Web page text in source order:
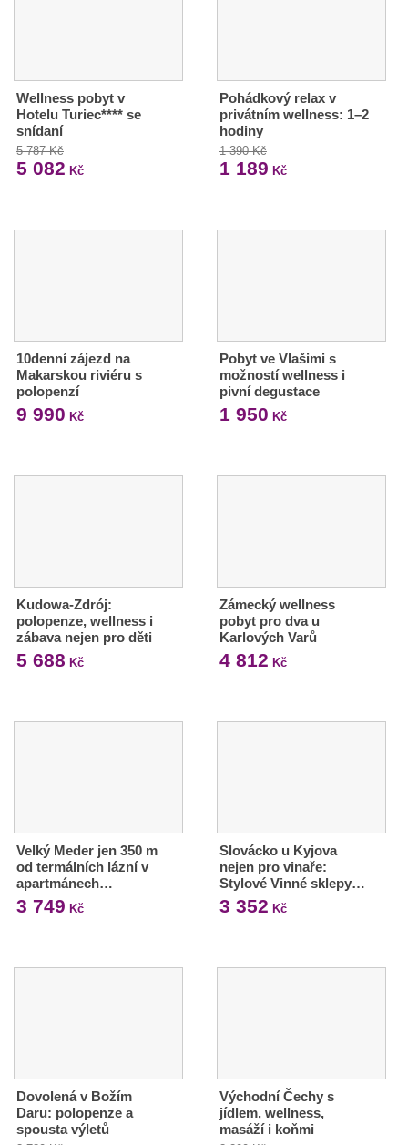
Wellness pobyt v
Hotelu Turiec**** se
snídaní
5 787 Kč
5 082 Kč
Pohádkový relax v
privátním wellness: 1–2
hodiny
1 390 Kč
1 189 Kč
10denní zájezd na
Makarskou riviéru s
polopenzí
9 990 Kč
Pobyt ve Vlašimi s
možností wellness i
pivní degustace
1 950 Kč
Kudowa-Zdrój:
polopenze, wellness i
zábava nejen pro děti
5 688 Kč
Zámecký wellness
pobyt pro dva u
Karlových Varů
4 812 Kč
Velký Meder jen 350 m
od termálních lázní v
apartmánech…
3 749 Kč
Slovácko u Kyjova
nejen pro vinaře:
Stylové Vinné sklepy…
3 352 Kč
Dovolená v Božím
Daru: polopenze a
spousta výletů
Východní Čechy s
jídlem, wellness,
masáží i koňmi